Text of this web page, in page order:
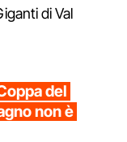
di Val
del
non è